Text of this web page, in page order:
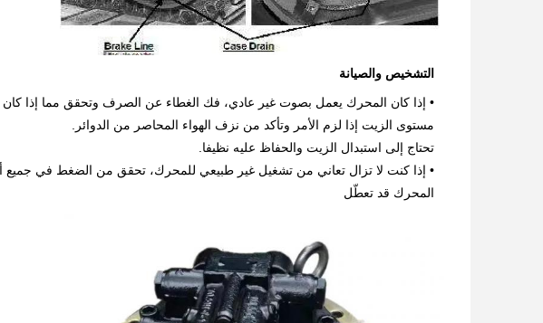
التشخيص والصيانة
• إذا كان المحرك يعمل بصوت غير عادي، فك الغطاء عن الصرف وتحقق مما إذا
مستوى الزيت إذا لزم الأمر وتأكد من نزف الهواء المحاصر من الدوائر.
تحتاج إلى استبدال الزيت والحفاظ عليه نظيفا.
• إذا كنت لا تزال تعاني من تشغيل غير طبيعي للمحرك، تحقق من الضغط في جميع
المحرك قد تعطّل